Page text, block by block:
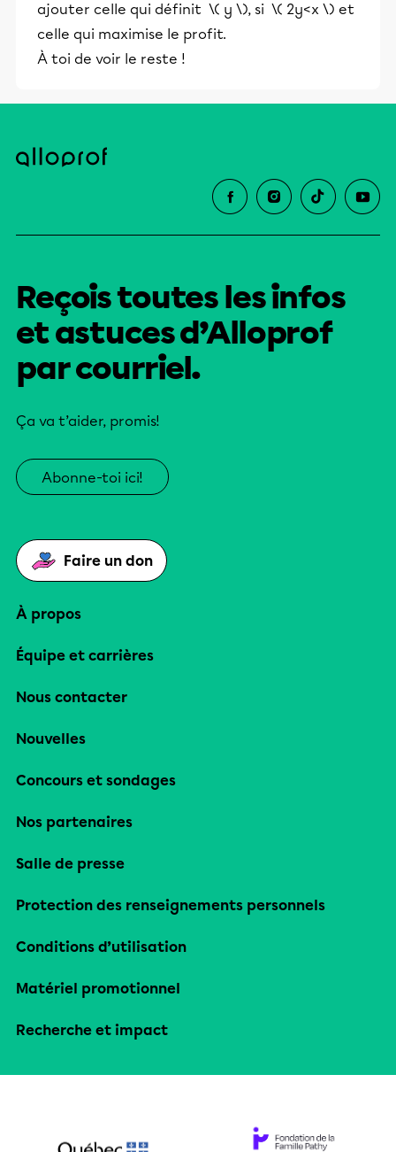
ajouter celle qui définit \( y \), si \( 2y<x \) et
celle qui maximise le profit.
À toi de voir le reste !
Reçois toutes les infos
et astuces d’Alloprof
par courriel.
Ça va t’aider, promis!
Abonne-toi ici!
Faire un don
À propos
Équipe et carrières
Nous contacter
Nouvelles
Concours et sondages
Nos partenaires
Salle de presse
Protection des renseignements personnels
Conditions d’utilisation
Matériel promotionnel
Recherche et impact